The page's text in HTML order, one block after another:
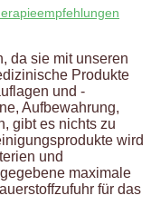
da sie mit unseren
Produkte
und -
Aufbewahrung,
gibt es nichts zu
wird
und
maximale
für das